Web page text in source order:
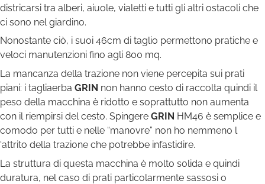
districarsi tra alberi, aiuole, vialetti e tutti gli altri ostacoli che
ci sono nel giardino.
Nonostante ciò, i suoi 46cm di taglio permettono pratiche e
veloci manutenzioni fino agli 800 mq.
La mancanza della trazione non viene percepita sui prati
piani: i tagliaerba GRIN non hanno cesto di raccolta quindi il
peso della macchina è ridotto e soprattutto non aumenta
con il riempirsi del cesto. Spingere GRIN HM46 è semplice e
comodo per tutti e nelle “manovre” non ho nemmeno l
‘attrito della trazione che potrebbe infastidire.
La struttura di questa macchina è molto solida e quindi
duratura, nel caso di prati particolarmente sassosi o